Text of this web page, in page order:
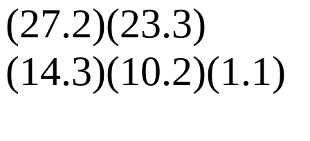
(27.2)(23.3)
(14.3)(10.2)(1.1)